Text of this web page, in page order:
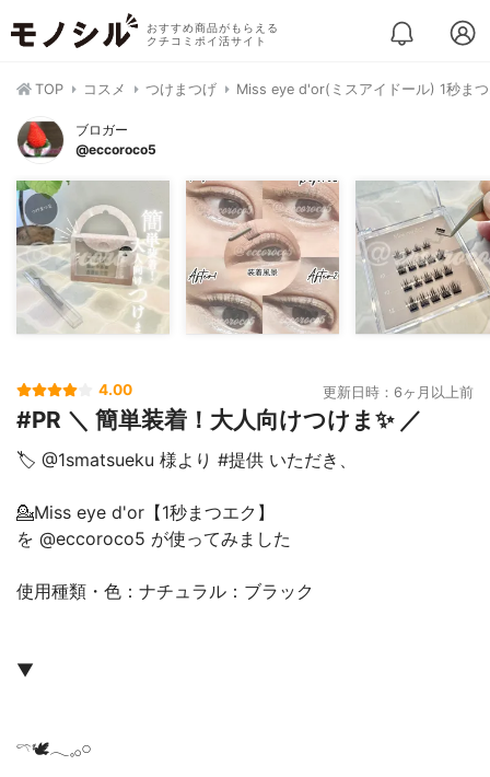
おすすめ商品がもらえる
クチコミポイ活サイト
TOP コスメ つけまつげ Miss eye d'or(ミスアイドール) 1秒ま
ブロガー
@eccoroco5
4.00 更新日時：6ヶ月以上前
#PR ＼ 簡単装着！大人向けつけま✨ ／ ⁡
🏷️ @1smatsueku 様より #提供 いただき、
💁Miss eye d'or【1秒まつエク】
を @eccoroco5 が使ってみました
使用種類・色：ナチュラル：ブラック
▼
𓍼🕊️𓂃𓈒𓂂𓏸